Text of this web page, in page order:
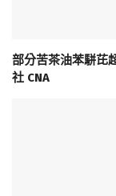
部分苦茶油苯駢芘
社 CNA